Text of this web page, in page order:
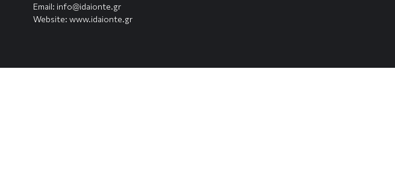
Email: info@idaionte.gr
Website: www.idaionte.gr